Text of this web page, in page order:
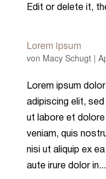
Edit or delete it,
Lorem ipsum
von Macy Schugt|
Lorem ipsum
adipiscing elit,
ut labore et dolore
veniam, quis
nisi ut aliquip ex
aute irure dolor in...